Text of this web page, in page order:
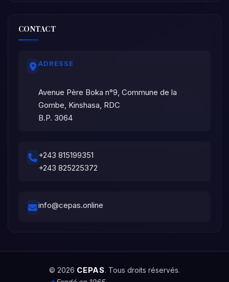
CONTACT
ADRESSE
Avenue Père Boka n°9, Commune de la
Gombe, Kinshasa, RDC
B.P. 3064
+243 815199351
+243 825225372
info@cepas.online
© 2026 CEPAS. Tous droits réservés.